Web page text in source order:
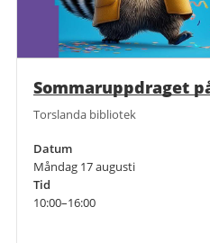
Sommaruppdraget
Torslanda bibliotek
Datum
Måndag 17 augusti
Tid
10:00–16:00